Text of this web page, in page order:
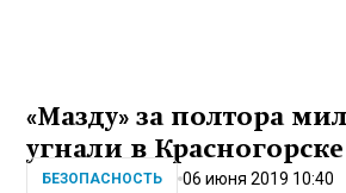
«Мазду» за полтора
угнали в Красногорске
БЕЗОПАСНОСТЬ 06 июня 2019 10:40